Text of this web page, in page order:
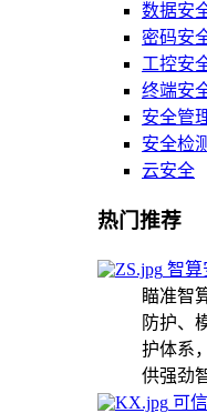
数据安
密码安
工控安
终端安
安全管
安全检
云安全
热门推荐
智算
瞄准智
防护、
护体系
供强劲
可